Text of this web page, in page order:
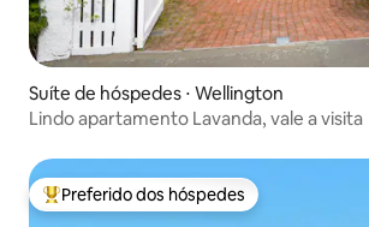
Suíte de hóspedes ⋅ Wellington
Lindo apartamento Lavanda, vale a visita
Entre os melhores preferidos dos hóspedes
Preferido dos hóspedes